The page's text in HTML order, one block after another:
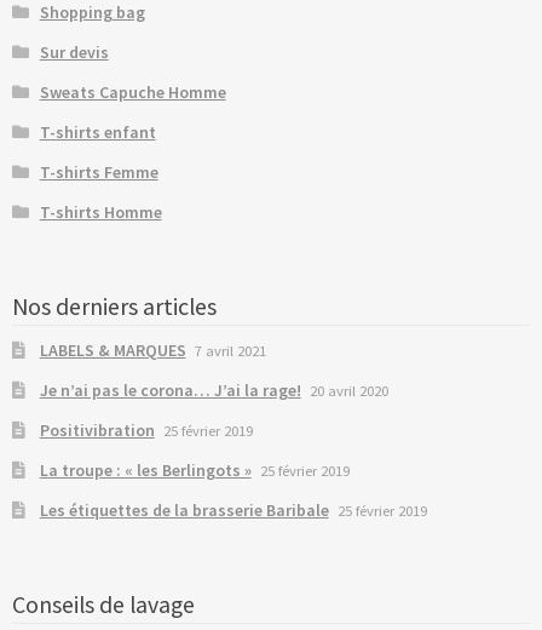
Shopping bag
Sur devis
Sweats Capuche Homme
T-shirts enfant
T-shirts Femme
T-shirts Homme
Nos derniers articles
LABELS & MARQUES 7 avril 2021
Je n’ai pas le corona… J’ai la rage! 20 avril 2020
Positivibration 25 février 2019
La troupe : « les Berlingots » 25 février 2019
Les étiquettes de la brasserie Baribale 25 février 2019
Conseils de lavage